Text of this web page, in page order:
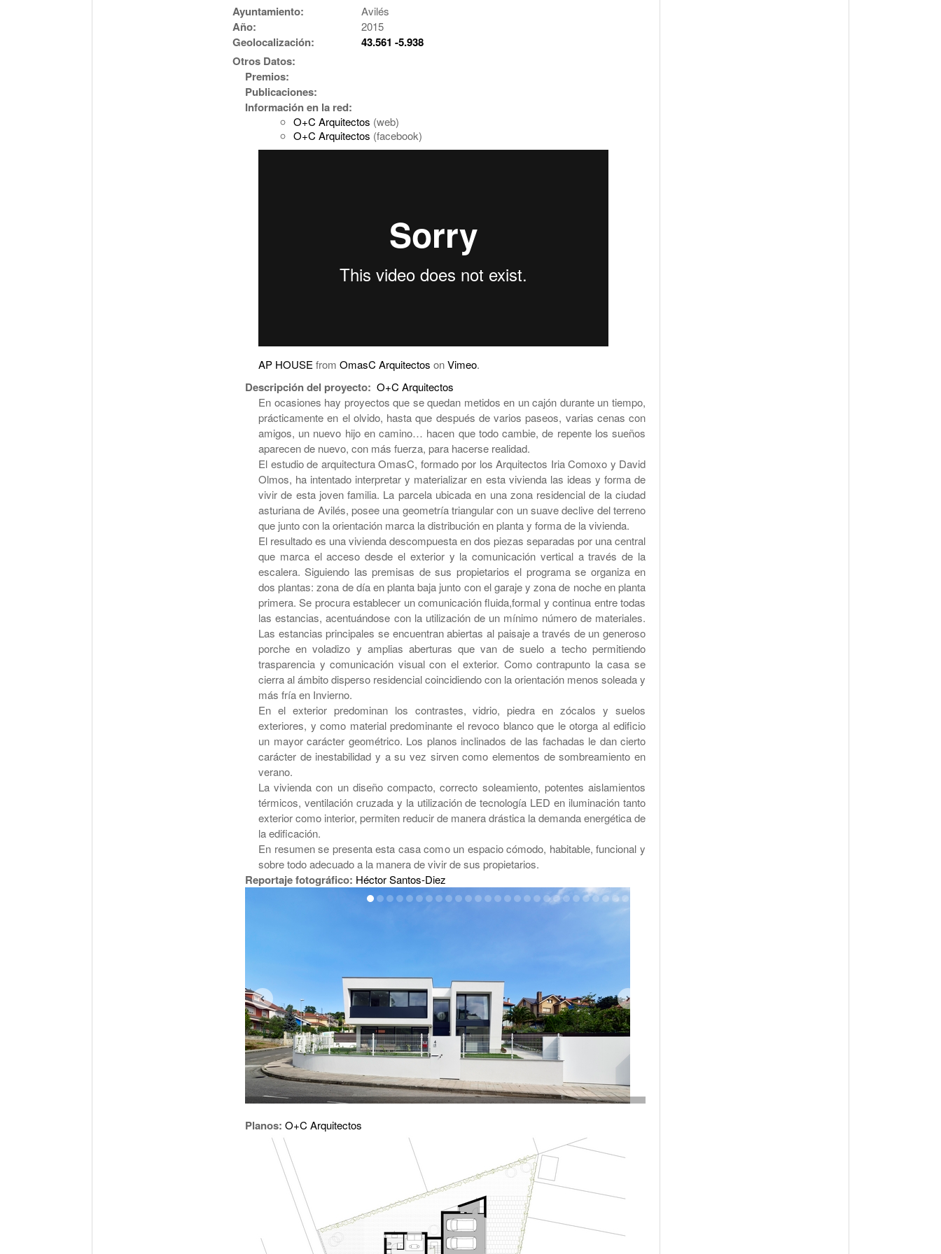
Ayuntamiento: Avilés
Año: 2015
Geolocalización:
43.561 -5.938
Otros Datos:
Premios:
Publicaciones:
Información en la red:
O+C Arquitectos (web)
O+C Arquitectos (facebook)
AP HOUSE from OmasC Arquitectos onVimeo.
Descripción del proyecto: O+C Arquitectos
En ocasiones hay proyectos que se quedan metidos en un cajón durante un tiempo,
prácticamente en el olvido, hasta que después de varios paseos, varias cenas con
amigos, un nuevo hijo en camino… hacen que todo cambie, de repente los sueños
aparecen de nuevo, con más fuerza, para hacerse realidad.
El estudio de arquitectura OmasC, formado por los Arquitectos Iria Comoxo y David
Olmos, ha intentado interpretar y materializar en esta vivienda las ideas y forma de
vivir de esta joven familia. La parcela ubicada en una zona residencial de la ciudad
asturiana de Avilés, posee una geometría triangular con un suave declive del terreno
que junto con la orientación marca la distribución en planta y forma de la vivienda.
El resultado es una vivienda descompuesta en dos piezas separadas por una central
que marca el acceso desde el exterior y la comunicación vertical a través de la
escalera. Siguiendo las premisas de sus propietarios el programa se organiza en
dos plantas: zona de día en planta baja junto con el garaje y zona de noche en planta
primera. Se procura establecer un comunicación fluida,formal y continua entre todas
las estancias, acentuándose con la utilización de un mínimo número de materiales.
Las estancias principales se encuentran abiertas al paisaje a través de un generoso
porche en voladizo y amplias aberturas que van de suelo a techo permitiendo
trasparencia y comunicación visual con el exterior. Como contrapunto la casa se
cierra al ámbito disperso residencial coincidiendo con la orientación menos soleada y
más fría en Invierno.
En el exterior predominan los contrastes, vidrio, piedra en zócalos y suelos
exteriores, y como material predominante el revoco blanco que le otorga al edificio
un mayor carácter geométrico. Los planos inclinados de las fachadas le dan cierto
carácter de inestabilidad y a su vez sirven como elementos de sombreamiento en
verano.
La vivienda con un diseño compacto, correcto soleamiento, potentes aislamientos
térmicos, ventilación cruzada y la utilización de tecnología LED en iluminación tanto
exterior como interior, permiten reducir de manera drástica la demanda energética de
la edificación.
En resumen se presenta esta casa como un espacio cómodo, habitable, funcional y
sobre todo adecuado a la manera de vivir de sus propietarios.
Reportaje fotográfico: Héctor Santos-Diez
Planos: O+C Arquitectos